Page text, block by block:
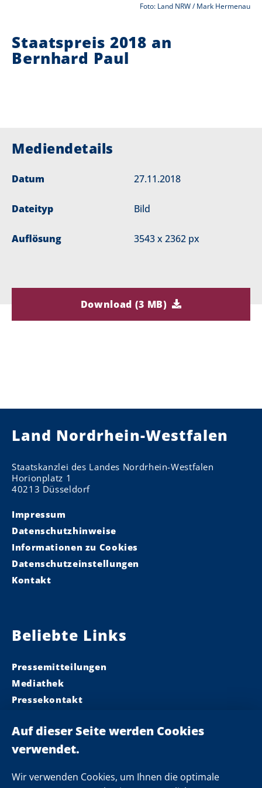
Wir verwenden Cookies, um Ihnen die optimale
e
r
Foto: Land NRW / Mark Hermenau
Staatspreis 2018 an
Bernhard Paul
Mediendetails
Datum 27.11.2018
Dateityp Bild
Auflösung 3543 x 2362 px
Download (3 MB)
Land Nordrhein-Westfalen
Staatskanzlei des Landes Nordrhein-Westfalen
Horionplatz 1
40213 Düsseldorf
Impressum
Datenschutzhinweise
Informationen zu Cookies
Datenschutzeinstellungen
Kontakt
Beliebte Links
Pressemitteilungen
Mediathek
Pressekontakt
Landeskabinett
Einsamkeit